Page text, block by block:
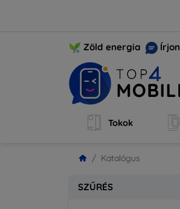
Zöld energia
Tokok
Katalógus
SZŰRÉS